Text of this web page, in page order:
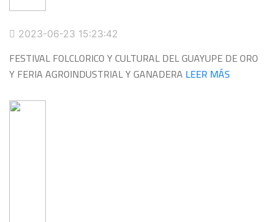
2023-06-23 15:23:42
FESTIVAL FOLCLORICO Y CULTURAL DEL GUAYUPE DE ORO
Y FERIA AGROINDUSTRIAL Y GANADERA LEER MÁS